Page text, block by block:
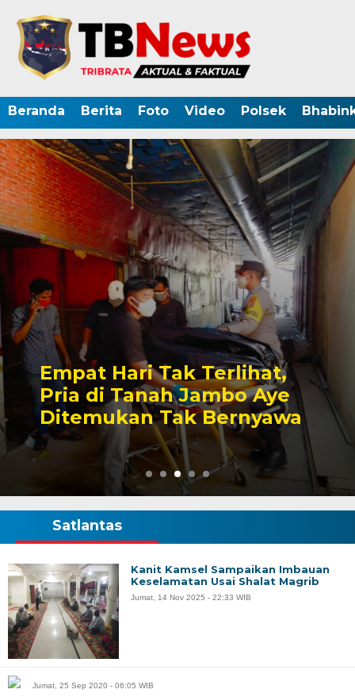
Beranda Berita Foto Video Polsek
Empat Hari Tak Terlihat,
Pria di Tanah Jambo Aye
Ditemukan Tak Bernyawa
Satlantas
Kanit Kamsel Sampaikan Imbauan
Keselamatan Usai Shalat Magrib
Jumat, 14 Nov 2025 - 22:33 WIB
Jumat, 25 Sep 2020 - 06:05 WIB